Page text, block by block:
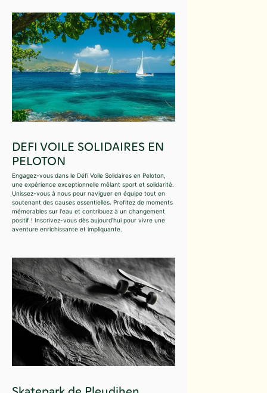
DEFI VOILE SOLIDAIRES EN
PELOTON
Engagez-vous dans le Défi Voile Solidaires en Peloton,
une expérience exceptionnelle mêlant sport et solidarité.
Unissez-vous à nous pour naviguer en équipe tout en
soutenant des causes essentielles. Profitez de moments
mémorables sur l'eau et contribuez à un changement
positif ! Inscrivez-vous dès aujourd'hui pour vivre une
aventure enrichissante et impliquante.